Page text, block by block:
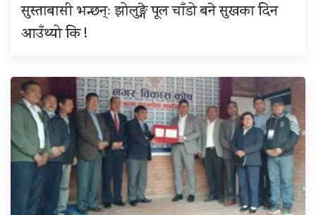
सुस्ताबासी भन्छन्ः झोलुङ्गे पूल चाँडो बने सुखका दिन
आउँथ्यो कि !